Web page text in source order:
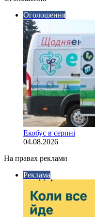
Оголошення
Екобус в серпні
04.08.2026
На правах реклами
Реклама